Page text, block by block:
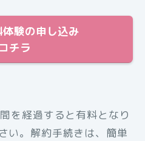
験の申し込み
チラ
を経過すると有料となり
い。解約手続きは、簡単